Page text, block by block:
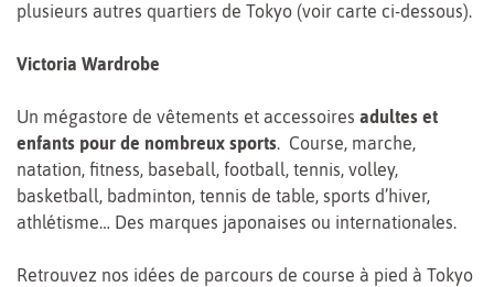
plusieurs autres quartiers de Tokyo (voir carte ci-dessous).
Victoria Wardrobe
Un mégastore de vêtements et accessoires adultes et
enfants pour de nombreux sports. Course, marche,
natation, fitness, baseball, football, tennis, volley,
basketball, badminton, tennis de table, sports d’hiver,
athlétisme… Des marques japonaises ou internationales.
Retrouvez nos idées de parcours de course à pied à Tokyo